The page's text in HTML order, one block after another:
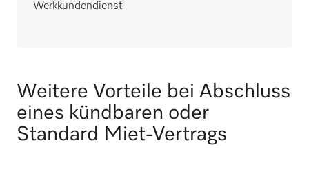
Werkkundendienst
Weitere Vorteile bei Abschluss
eines kündbaren oder
Standard Miet-Vertrags